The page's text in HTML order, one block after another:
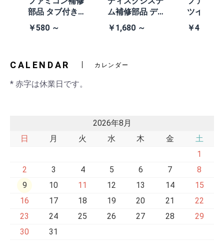
部品 タブ付きコ
イン電池(CR203
2)
￥580 ～
ム補修部品 ディ
スクシステム用
交換ベルト
￥1,680 ～
ツインフ
ン本体
黒・連射
￥41,980
CALENDAR カレンダー
* 赤字は休業日です。
2026年8月
日
月 火 水 木 金
土
1
2
3 4 5 6 7
8
9
10 11 12 13 14
15
16
17 18 19 20 21
22
23
24 25 26 27 28
29
30
31